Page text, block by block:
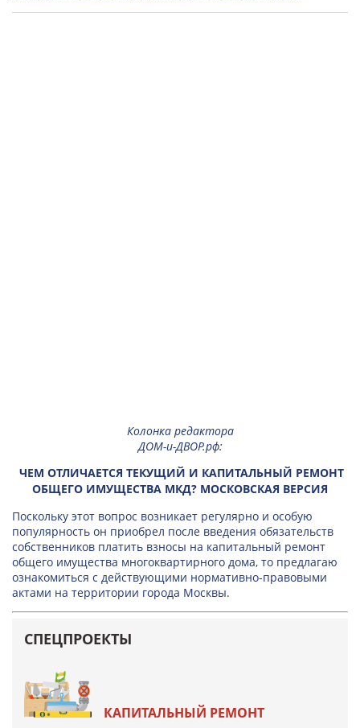
Колонка редактора
ДОМ-и-ДВОР.рф:
ЧЕМ ОТЛИЧАЕТСЯ ТЕКУЩИЙ И КАПИТАЛЬНЫЙ РЕМОНТ
ОБЩЕГО ИМУЩЕСТВА МКД? МОСКОВСКАЯ ВЕРСИЯ
Поскольку этот вопрос возникает регулярно и особую
популярность он приобрел после введения обязательств
собственников платить взносы на капитальный ремонт
общего имущества многоквартирного дома, то предлагаю
ознакомиться с действующими нормативно-правовыми
актами на территории города Москвы.
СПЕЦПРОЕКТЫ
КАПИТАЛЬНЫЙ РЕМОНТ